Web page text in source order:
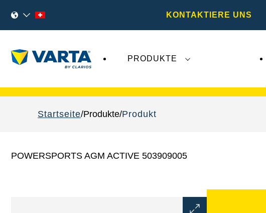
KONTAKTIERE UNS
PRODUKTE
Startseite Produkte Produkt
POWERSPORTS AGM ACTIVE 503909005
Bilddialog